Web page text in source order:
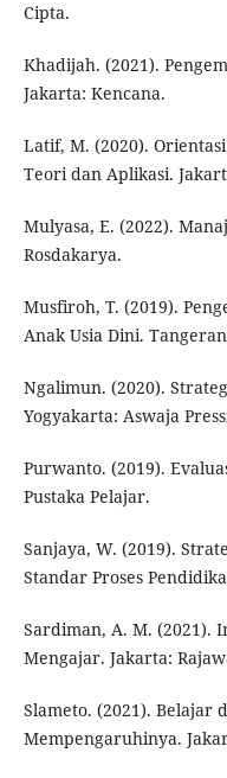
Cipta.
Khadijah. (2021).
Jakarta: Kencana.
Latif, M. (2020).
Teori dan Aplikasi.
Mulyasa, E. (2022).
Rosdakarya.
Musfiroh, T. (2019).
Anak Usia Dini.
Ngalimun. (2020).
Yogyakarta: Aswaja
Purwanto. (2019).
Pustaka Pelajar.
Sanjaya, W. (2019).
Standar Proses
Sardiman, A. M. (2021).
Mengajar. Jakarta:
Slameto. (2021). Belajar
Mempengaruhinya.